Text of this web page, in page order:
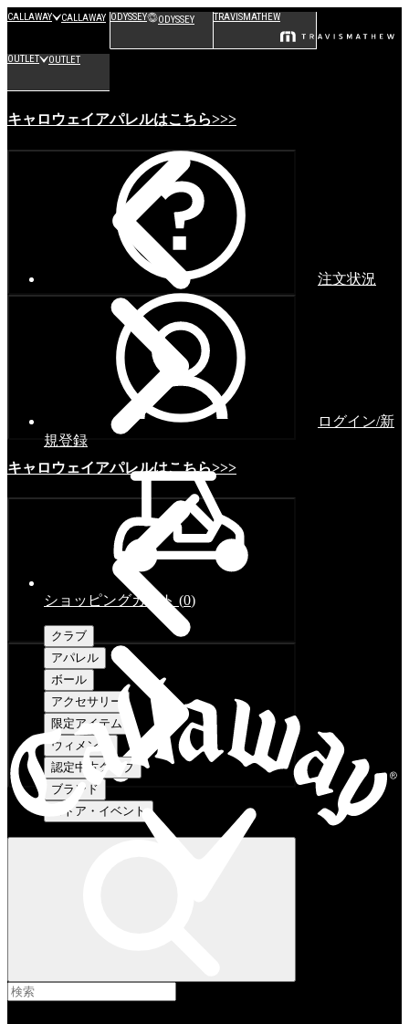
CALLAWAY CALLAWAY ODYSSEY ODYSSEY TRAVISMATHEW
OUTLET OUTLET
キャロウェイアパレルはこちら>>>
キャロウェイアパレルはこちら>>>
注文状況
ログイン/新
規登録
ショッピングカート (0)
クラブ
アパレル
ボール
アクセサリー
限定アイテム
ウィメンズ
認定中古クラブ
ブランド
ストア・イベント